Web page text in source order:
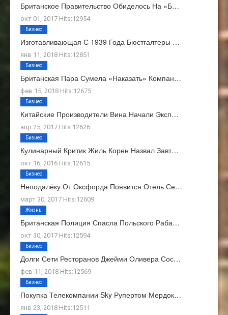
Британское Правительство Обиделось На «Б…
окт 01, 2017 Hits:12954
Изготавливающая С 1939 Года Бюстгалтеры …
янв 11, 2018 Hits:12851
Бизнес
Британская Пара Сумела «наказать» Компан…
фев 15, 2018 Hits:12675
Бизнес
Китайские Производители Вина Начали Эксп…
апр 25, 2017 Hits:12626
Бизнес
Кулинарный Критик Жиль Корен Назвал Завт…
окт 16, 2016 Hits:12615
Бизнес
Неподалёку От Оксфорда Появится Отель Се…
март 30, 2017 Hits:12609
Бизнес
Британская Полиция Спасла Польского Раба…
окт 30, 2017 Hits:12594
Жизнь
Долги Сети Ресторанов Джейми Оливера Сос…
фев 11, 2018 Hits:12569
Бизнес
Покупка Телекомпании Sky Рупертом Мердок…
янв 23, 2018 Hits:12511
Бизнес